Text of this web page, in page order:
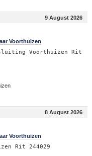
9 August 2026
Voorthuizen
Voorthuizen Rit
8 August 2026
Voorthuizen
Rit 244029